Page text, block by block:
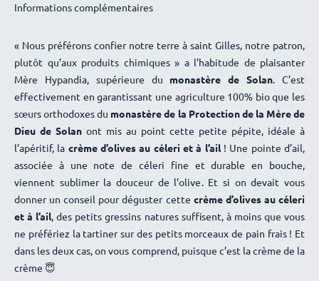
emballage. Merci. Nous avons commencé à déguster –
Marie-Antoinette d’OYSONVILLE 3 avril 2021
Anselm Nye 16 décembre 2020
Super pour tartiner ou ajouter aux pâtes
Nicole 30 août 2020
Excellent
Informations complémentaires
« Nous préférons confier notre terre à saint Gilles, notre patron,
plutôt qu’aux produits chimiques » a l’habitude de plaisanter
Mère Hypandia, supérieure du monastère de Solan. C’est
effectivement en garantissant une agriculture 100% bio que les
sœurs orthodoxes du monastère de la Protection de la Mère de
Dieu de Solan ont mis au point cette petite pépite, idéale à
l’apéritif, la crème d’olives au céleri et à l’ail! Une pointe d’ail,
associée à une note de céleri fine et durable en bouche,
viennent sublimer la douceur de l’olive. Et si on devait vous
donner un conseil pour déguster cette crème d’olives au céleri
et à l’ail, des petits gressins natures suffisent, à moins que vous
ne préfériez la tartiner sur des petits morceaux de pain frais ! Et
dans les deux cas, on vous comprend, puisque c’est la crème de la
crème 😇